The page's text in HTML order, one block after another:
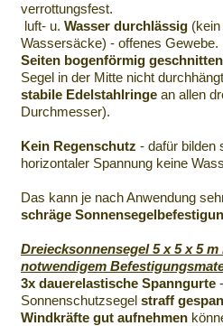
verrottungsfest.
luft- u. Wasser durchlässig
Wassersäcke) - offenes Gewebe.
Seiten bogenförmig geschnitten
Segel in der Mitte nicht durchhängt
stabile Edelstahlringe an allen
Durchmesser).
Kein Regenschutz - dafür bilden
horizontaler Spannung keine
Das kann je nach Anwendung
schräge
Dreiecksonnensegel 5 x 5 x 5
notwendigem
3x dauerelastische Spanngurte
Sonnenschutzsegel straff
Windkräfte gut aufnehmen